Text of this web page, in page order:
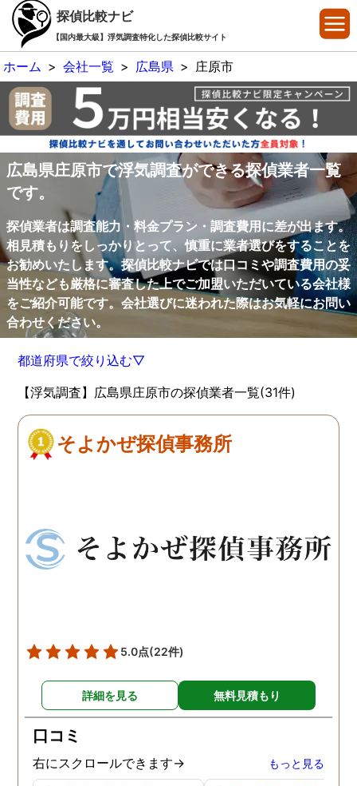
探偵比較ナビ
【国内最大級】浮気調査特化した探偵比較サイト
ホーム > 会社一覧 > 広島県 > 庄原市
広島県庄原市で浮気調査ができる探偵業者一覧
です。
探偵業者は調査能力・料金プラン・調査費用に差が出ます。
相見積もりをしっかりとって、慎重に業者選びをすることを
お勧めいたします。探偵比較ナビでは口コミや調査費用の妥
当性なども厳格に審査した上でご加盟いただいている会社様
をご紹介可能です。会社選びに迷われた際はお気軽にお問い
合わせください。
都道府県で絞り込む▽
【浮気調査】広島県庄原市の探偵業者一覧(31件)
そよかぜ探偵事務所
5.0点(22件)
詳細を見る 無料見積もり
口コミ
右にスクロールできます→ もっと見る